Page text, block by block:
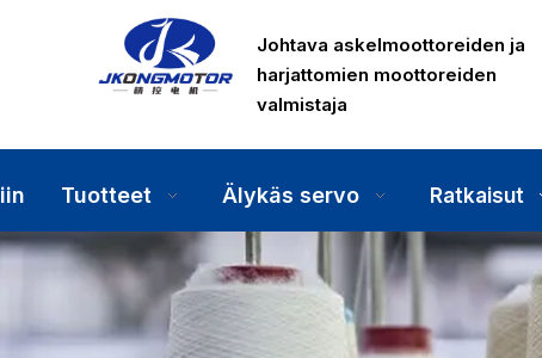
Johtava askelmoottoreiden ja
harjattomien moottoreiden
valmistaja
Tuotteet Älykäs servo Ratkaisut